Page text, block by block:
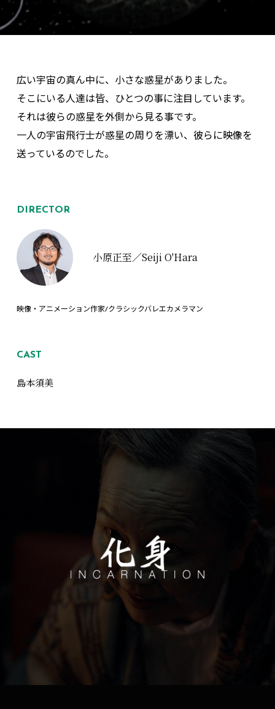
広い宇宙の真ん中に、小さな惑星がありました。
そこにいる人達は皆、ひとつの事に注目しています。
それは彼らの惑星を外側から見る事です。
一人の宇宙飛行士が惑星の周りを漂い、彼らに映像を
送っているのでした。
DIRECTOR
小原正至／Seiji O'Hara
映像・アニメーション作家/クラシックバレエカメラマン
CAST
島本須美